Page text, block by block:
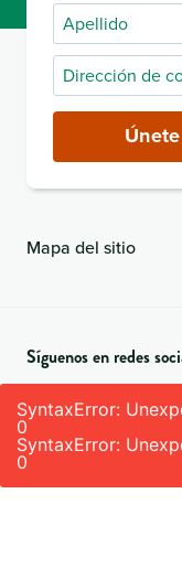
pila
Apellido
Dirección
de
electrónico
(obligatorio)
Mapa del sitio
Síguenos en redes
SyntaxError:
0
SyntaxError:
0